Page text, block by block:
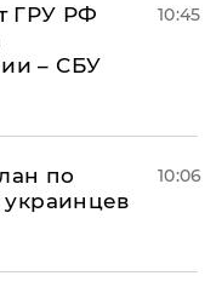
ГРУ РФ
– СБУ
10:45
по
украинцев
10:06